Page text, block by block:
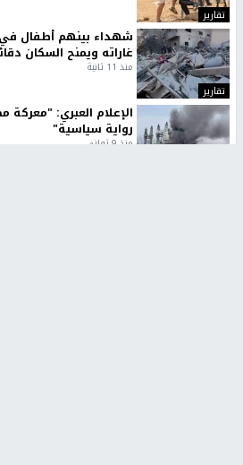
تقارير
تقارير
شهداء بينهم أطفال في
غاراته ويمنح السكان
منذ 11 ثانية
الإعلام العبري:
رواية سياسية"
منذ 9 ثواني